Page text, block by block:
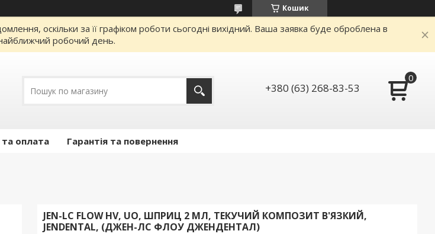
Кошик
оскільки за її графіком роботи сьогодні вихідний. Ваша заявка буде оброблена в
робочий день.
+380 (63) 268-83-53
оплата Гарантія та повернення
JEN-LC FLOW HV, UO, ШПРИЦ 2 МЛ, ТЕКУЧИЙ КОМПОЗИТ В'ЯЗКИЙ,
JENDENTAL, (ДЖЕН-ЛС ФЛОУ ДЖЕНДЕНТАЛ)